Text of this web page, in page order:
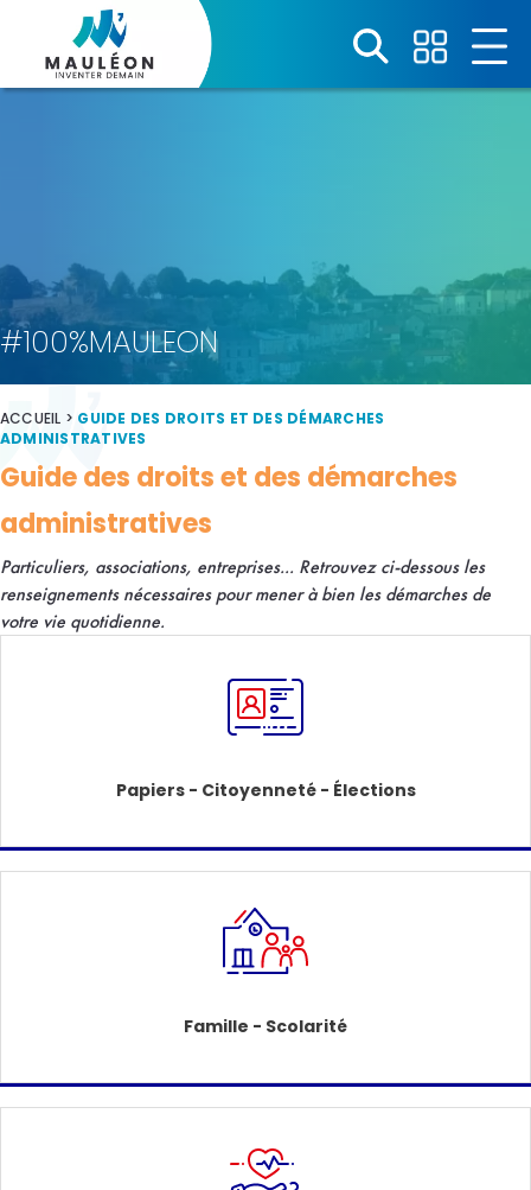
#100%MAULEON
ACCUEIL > GUIDE DES DROITS ET DES DÉMARCHES
ADMINISTRATIVES
Guide des droits et des démarches
administratives
Particuliers, associations, entreprises... Retrouvez ci-dessous les
renseignements nécessaires pour mener à bien les démarches de
votre vie quotidienne.
Papiers - Citoyenneté - Élections
Famille - Scolarité
Panneau de gestion des cookies